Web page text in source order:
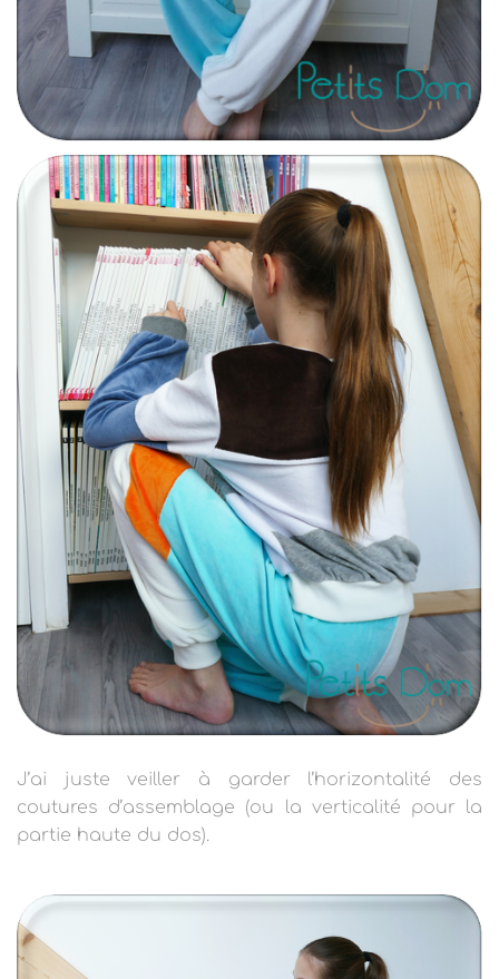
J’ai juste veiller à garder l’horizontalité des
coutures d’assemblage (ou la verticalité pour la
partie haute du dos).